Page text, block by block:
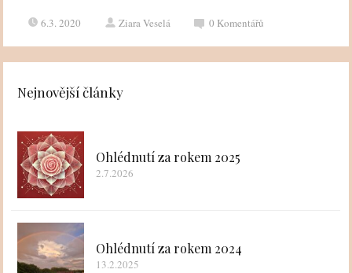
6.3. 2020 Ziara Veselá 0 Komentářů
Nejnovější články
Ohlédnutí za rokem 2025
2.7.2026
Ohlédnutí za rokem 2024
13.2.2025